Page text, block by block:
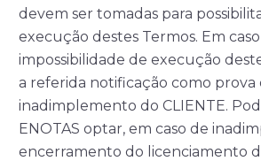
devem ser tomadas para
execução destes Termos. Em
impossibilidade de execução
a referida notificação como prova
inadimplemento do CLIENTE.
ENOTAS optar, em caso de
encerramento do licenciamento